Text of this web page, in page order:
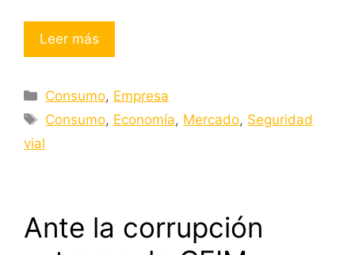
Leer más
Categorías
Consumo, Empresa
Etiquetas
Consumo, Economía, Mercado, Seguridad
vial
Ante la corrupción